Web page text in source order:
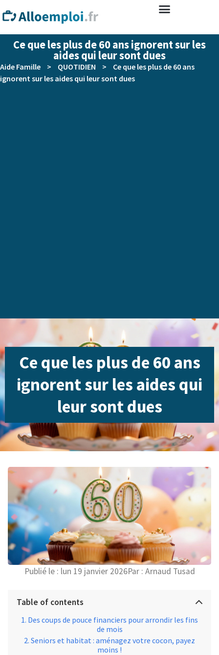
Ce que les plus de 60 ans ignorent sur les
aides qui leur sont dues
Aide Famille > QUOTIDIEN >
Ce que les plus de 60 ans
ignorent sur les aides qui leur sont dues
Ce que les plus de 60 ans
ignorent sur les aides qui
leur sont dues
Publié le : lun 19 janvier 2026Par : Arnaud Tusad
Table of contents
Des coups de pouce financiers pour arrondir les fins
de mois
Seniors et habitat : aménagez votre cocon, payez
moins !